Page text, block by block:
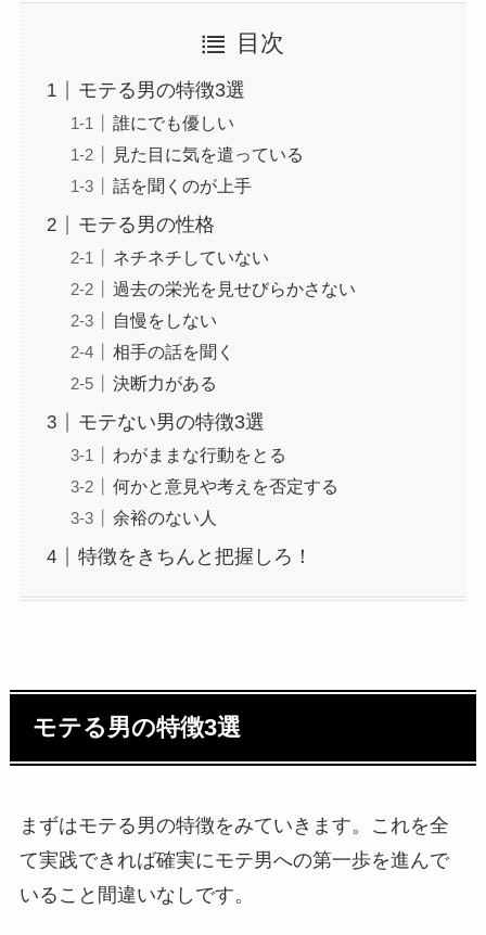
目次
モテる男の特徴3選
誰にでも優しい
見た目に気を遣っている
話を聞くのが上手
モテる男の性格
ネチネチしていない
過去の栄光を見せびらかさない
自慢をしない
相手の話を聞く
決断力がある
モテない男の特徴3選
わがままな行動をとる
何かと意見や考えを否定する
余裕のない人
特徴をきちんと把握しろ！
モテる男の特徴3選
まずはモテる男の特徴をみていきます。これを全
て実践できれば確実にモテ男への第一歩を進んで
いること間違いなしです。